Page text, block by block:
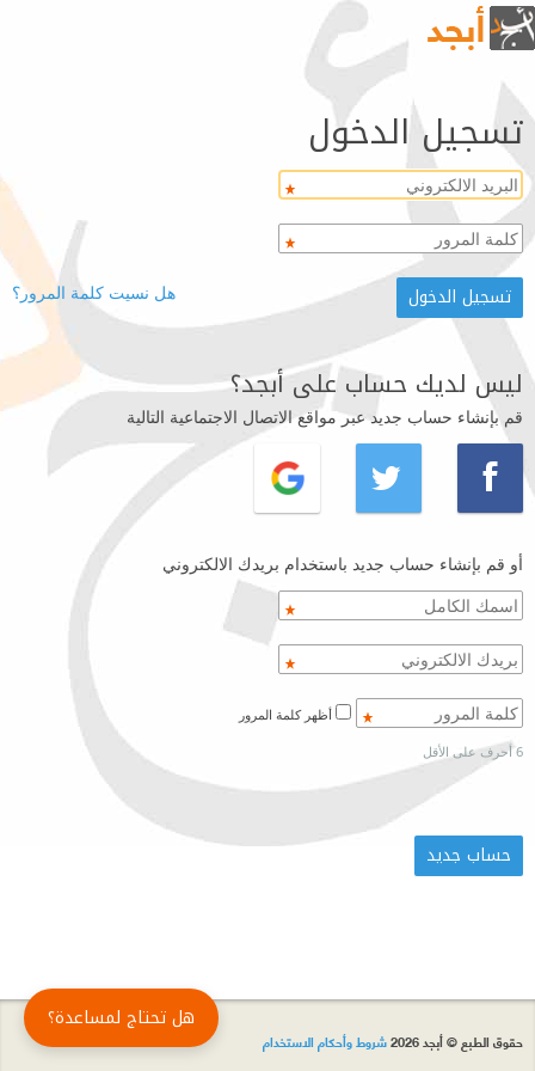
تسجيل الدخول
هل نسيت كلمة المرور؟
ليس لديك حساب على أبجد؟
قم بإنشاء حساب جديد عبر مواقع الاتصال الاجتماعية التالية
أو قم بإنشاء حساب جديد باستخدام بريدك الالكتروني
6 أحرف على الأقل
حقوق الطبع © أبجد 2026 شروط وأحكام الاستخدام
هل تحتاج لمساعدة؟